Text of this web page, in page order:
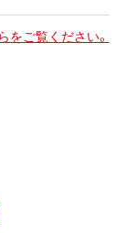
をご覧ください。